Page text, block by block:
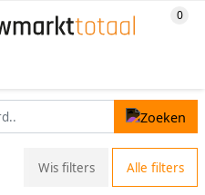
Wis filters Alle filters